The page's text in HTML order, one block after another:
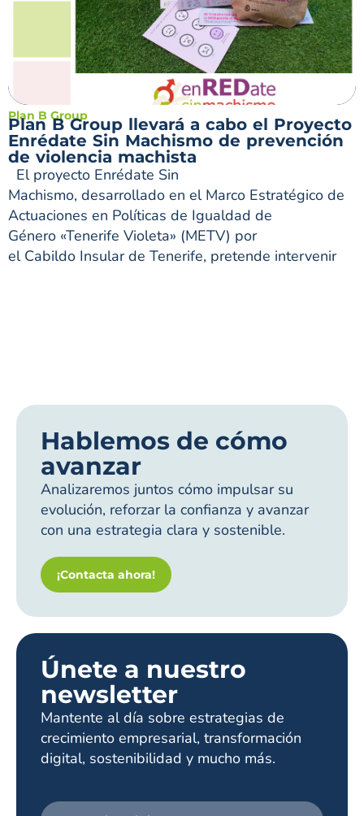
Plan B Group
Plan B Group llevará a cabo el Proyecto
Enrédate Sin Machismo de prevención
de violencia machista
El proyecto Enrédate Sin
Machismo, desarrollado en el Marco Estratégico de
Actuaciones en Políticas de Igualdad de
Género «Tenerife Violeta» (METV) por
el Cabildo Insular de Tenerife, pretende intervenir
Hablemos de cómo
avanzar
Analizaremos juntos cómo impulsar su
evolución, reforzar la confianza y avanzar
con una estrategia clara y sostenible.
¡Contacta ahora!
Únete a nuestro
newsletter
Mantente al día sobre estrategias de
crecimiento empresarial, transformación
digital, sostenibilidad y mucho más.